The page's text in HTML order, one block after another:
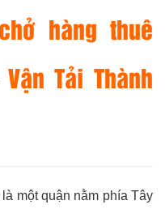
hàng thuê
Tải Thành
một quận nằm phía Tây